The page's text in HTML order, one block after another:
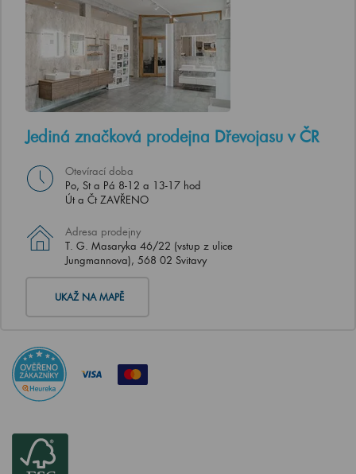
Jediná značková prodejna Dřevojasu v ČR
Otevírací doba
Po, St a Pá 8-12 a 13-17 hod
Út a Čt ZAVŘENO
Adresa prodejny
T. G. Masaryka 46/22 (vstup z ulice
Jungmannova), 568 02 Svitavy
UKAŽ NA MAPĚ